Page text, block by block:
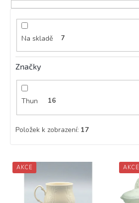
u
Na skladě 7
Značky
Thun 16
Položek k zobrazení: 17
V
ý AKCE AKCE